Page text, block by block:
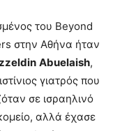
του Beyond
στην Αθήνα ήταν
Abuelaish,
γιατρός που
σε ισραηλινό
αλλά έχασε